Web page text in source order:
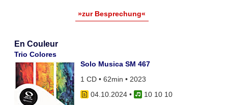
»zur Besprechung«
En Couleur
Trio Colores
Solo Musica SM 467
1 CD • 62min • 2023
04.10.2024•
10 10 10